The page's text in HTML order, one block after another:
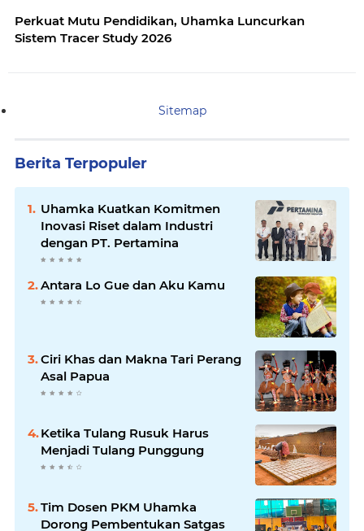
Perkuat Mutu Pendidikan, Uhamka Luncurkan
Sistem Tracer Study 2026
Sitemap
Berita Terpopuler
Uhamka Kuatkan Komitmen
Inovasi Riset dalam Industri
dengan PT. Pertamina
Antara Lo Gue dan Aku Kamu
Ciri Khas dan Makna Tari Perang
Asal Papua
Ketika Tulang Rusuk Harus
Menjadi Tulang Punggung
Tim Dosen PKM Uhamka
Dorong Pembentukan Satgas